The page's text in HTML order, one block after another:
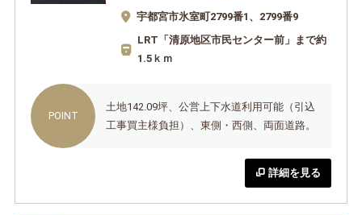
宇都宮市氷室町2799番1、2799番9
LRT「清原地区市民センター前」まで約
1.5ｋｍ
土地142.09坪、公営上下水道利用可能（引込
工事買主様負担）、東側・西側、両面道路。
詳細を見る